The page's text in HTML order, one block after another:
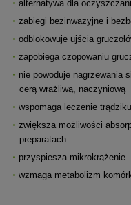
alternatywa dla
zabiegi bezinwazyjne i
odblokowuje ujścia
zapobiega czopowaniu
nie powoduje nagrzewania
cerą wrażliwą, naczyniową
wspomaga leczenie trądziku
zwiększa możliwości
preparatach
przyspiesza mikrokrążenie
wzmaga metabolizm